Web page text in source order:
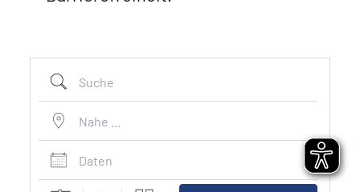
Suche
Nahe ...
Daten